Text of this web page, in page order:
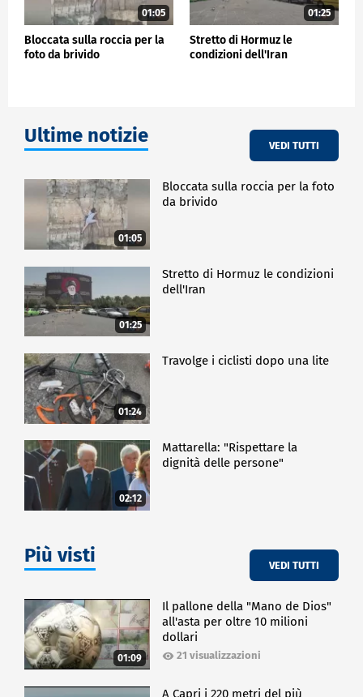
01:05
Bloccata sulla roccia per la
foto da brivido
01:25
Stretto di Hormuz le
condizioni dell'Iran
Ultime notizie VEDI TUTTI
01:05
Bloccata sulla roccia per la foto
da brivido
01:25
Stretto di Hormuz le condizioni
dell'Iran
01:24
Travolge i ciclisti dopo una lite
02:12
Mattarella: "Rispettare la
dignità delle persone"
Più visti VEDI TUTTI
01:09
Il pallone della "Mano de Dios"
all'asta per oltre 10 milioni
dollari
21 visualizzazioni
A Capri i 220 metri del più